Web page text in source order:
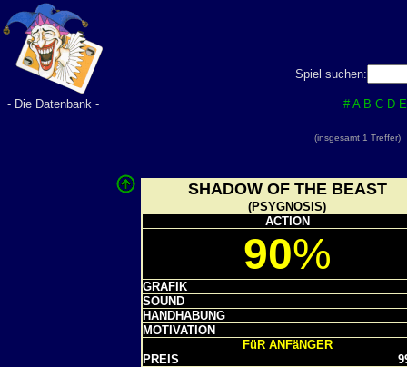
Spiel suchen:
# A B C D E
- Die Datenbank -
(insgesamt 1
SHADOW OF THE BEAST
(PSYGNOSIS)
ACTION
90%
GRAFIK
SOUND
HANDHABUNG
MOTIVATION
FüR ANFäNGER
PREIS